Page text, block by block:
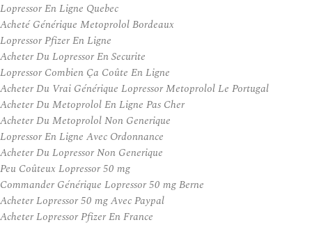
Lopressor En Ligne Quebec
Acheté Générique Metoprolol Bordeaux
Lopressor Pfizer En Ligne
Acheter Du Lopressor En Securite
Lopressor Combien Ça Coûte En Ligne
Acheter Du Vrai Générique Lopressor Metoprolol Le Portugal
Acheter Du Metoprolol En Ligne Pas Cher
Acheter Du Metoprolol Non Generique
Lopressor En Ligne Avec Ordonnance
Acheter Du Lopressor Non Generique
Peu Coûteux Lopressor 50 mg
Commander Générique Lopressor 50 mg Berne
Acheter Lopressor 50 mg Avec Paypal
Acheter Lopressor Pfizer En France